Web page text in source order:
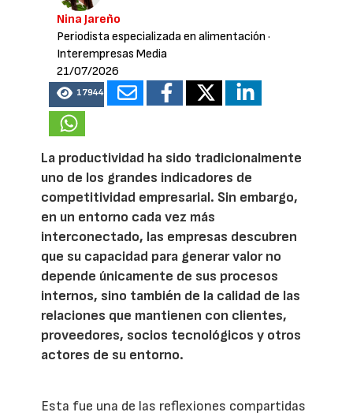
Nina Jareño
Periodista especializada en alimentación ·
Interempresas Media
21/07/2026
17944
La productividad ha sido tradicionalmente
uno de los grandes indicadores de
competitividad empresarial. Sin embargo,
en un entorno cada vez más
interconectado, las empresas descubren
que su capacidad para generar valor no
depende únicamente de sus procesos
internos, sino también de la calidad de las
relaciones que mantienen con clientes,
proveedores, socios tecnológicos y otros
actores de su entorno.
Esta fue una de las reflexiones compartidas